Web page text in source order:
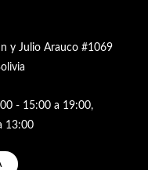
y Julio Arauco #1069
- 15:00 a 19:00,
13:00